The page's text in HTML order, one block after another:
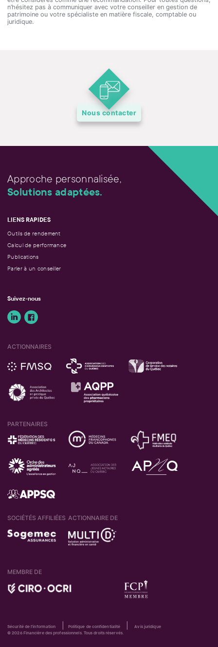
n’hésitez pas à communiquer avec votre conseiller en gestion de
patrimoine ou votre spécialiste en matière fiscale, comptable ou
juridique.
Nous contacter
Approche personnalisée,
Solutions adaptées.
LIENS RAPIDES
Outils de rendement
Calcul de performance
Publications
Parler à un conseiller
Suivez-nous
ACTIONNAIRES
PARTENAIRES
SOCIÉTÉS AFFILIÉES ACTIONNAIRE DE
MEMBRE DE
Sécurité de l'information Politique de confidentialité |Avis juridique
© 2026 Financière des professionnels. Tous droits réservés.